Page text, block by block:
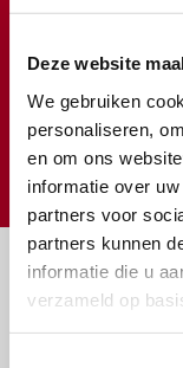
Deze website
We gebruiken
personaliseren,
en om ons
informatie over
partners voor
partners kunnen
informatie die u
verzameld op
Meer weten over
Klik hier
€